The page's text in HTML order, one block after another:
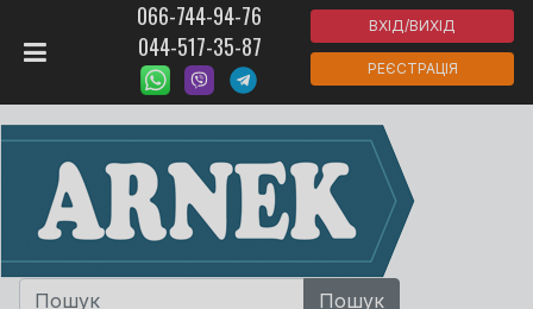
066-744-94-76
044-517-35-87
ВХІД/ВИХІД
РЕЄСТРАЦІЯ